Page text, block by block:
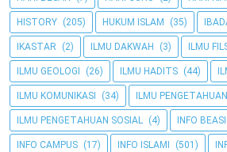
HISTORY (205) HUKUM ISLAM (35)
IKASTAR (2) ILMU DAKWAH (3) ILMU
ILMU GEOLOGI (26) ILMU HADITS (44)
ILMU KOMUNIKASI (34) ILMU
ILMU PENGETAHUAN SOSIAL (4) INFO
INFO CAMPUS (17) INFO ISLAMI (501)